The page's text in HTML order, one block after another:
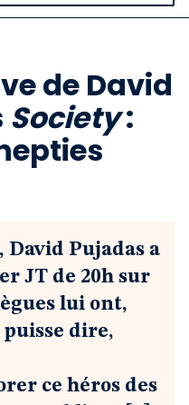
Notre revue
Boutique
de David
Society:
David Pujadas a
JT de 20h sur
lui ont,
puisse dire,
ce héros des